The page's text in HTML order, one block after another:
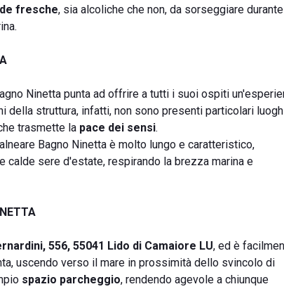
fresche, sia alcoliche che non, da sorseggiare
Ninetta punta ad offrire a tutti i suoi ospiti
struttura, infatti, non sono presenti particolari
trasmette la pace dei sensi.
Bagno Ninetta è molto lungo e caratteristico,
sere d'estate, respirando la brezza marina e
556, 55041 Lido di Camaiore LU, ed è
uscendo verso il mare in prossimità dello svincolo di
spazio parcheggio, rendendo agevole a chiunque